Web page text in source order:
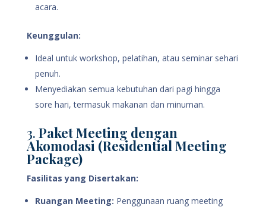
acara.
Keunggulan:
Ideal untuk workshop, pelatihan, atau seminar sehari
penuh.
Menyediakan semua kebutuhan dari pagi hingga
sore hari, termasuk makanan dan minuman.
3. Paket Meeting dengan
Akomodasi (Residential Meeting
Package)
Fasilitas yang Disertakan:
Ruangan Meeting: Penggunaan ruang meeting